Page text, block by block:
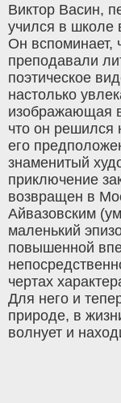
Виктор Васин,
учился в школе
Он вспоминает,
преподавали
поэтическое
настолько
изображающая
что он решился
его
знаменитый
приключение
возвращен в
Айвазовским
маленький
повышенной
чертах
Для него и
природе, в
волнует и